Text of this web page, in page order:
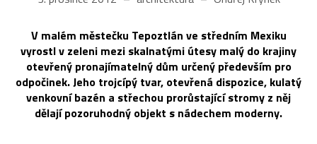
V malém městečku Tepoztlán ve středním Mexiku
vyrostl v zeleni mezi skalnatými útesy malý do krajiny
otevřený pronajímatelný dům určený především pro
odpočinek. Jeho trojcípý tvar, otevřená dispozice, kulatý
venkovní bazén a střechou prorůstající stromy z něj
dělají pozoruhodný objekt s nádechem moderny.